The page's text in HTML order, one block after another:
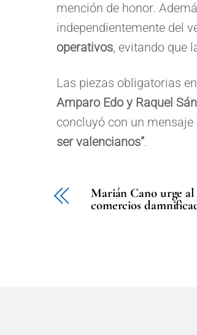
mención de honor.
independientemente del
operativos, evitando que
Las piezas obligatorias
Amparo Edo y Raquel
concluyó con un mensaje
ser valencianos”.
Marián Cano urge al
comercios